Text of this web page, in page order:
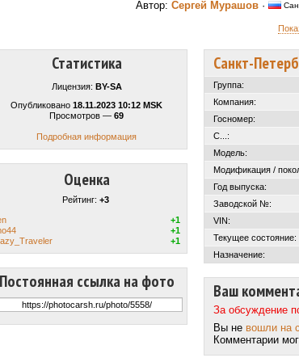
Автор: Сергей Мурашов ·
Статистика
Лицензия: BY-SA
Опубликовано 18.11.2023 10:12 MSK
Просмотров — 69
Подробная информация
Оценка
Рейтинг: +3
+1
+1
+1
Постоянная ссылка на фото
Санкт-
Группа:
Компания:
Госномер:
С...:
Модель:
Модификация /
Год выпуска:
Заводской №:
VIN:
Текущее состояние:
Назначение:
Ваш
За обсуждение
Вы не вошли на
Комментарии